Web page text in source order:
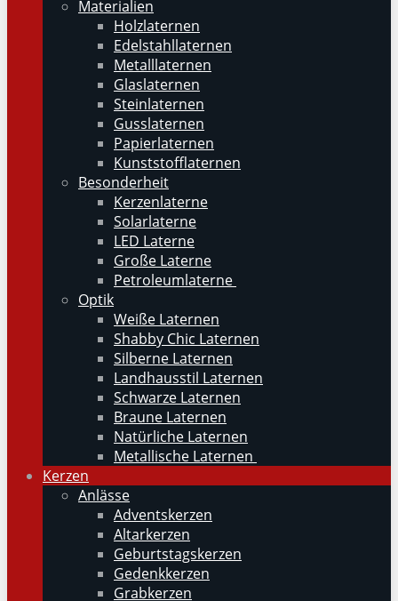
Materialien
Holzlaternen
Edelstahllaternen
Metalllaternen
Glaslaternen
Steinlaternen
Gusslaternen
Papierlaternen
Kunststofflaternen
Besonderheit
Kerzenlaterne
Solarlaterne
LED Laterne
Große Laterne
Petroleumlaterne
Optik
Weiße Laternen
Shabby Chic Laternen
Silberne Laternen
Landhausstil Laternen
Schwarze Laternen
Braune Laternen
Natürliche Laternen
Metallische Laternen
Kerzen
Anlässe
Adventskerzen
Altarkerzen
Geburtstagskerzen
Gedenkkerzen
Grabkerzen